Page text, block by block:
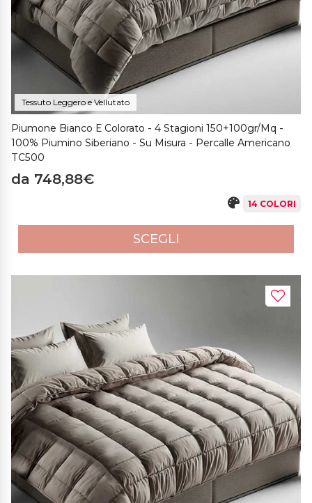
Tessuto Leggero e Vellutato
Piumone Bianco E Colorato - 4 Stagioni 150+100gr/mq -
100% Piumino Siberiano - Su Misura - Percalle Americano
TC500
da 748,88€
14 COLORI
SCEGLI